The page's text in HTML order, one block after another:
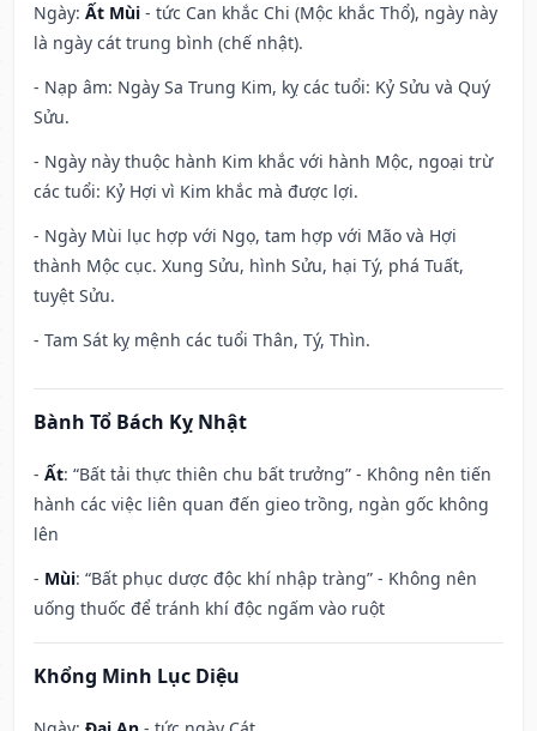
Ngày: Ất Mùi - tức Can khắc Chi (Mộc khắc Thổ), ngày này
là ngày cát trung bình (chế nhật).
- Nạp âm: Ngày Sa Trung Kim, kỵ các tuổi: Kỷ Sửu và Quý
Sửu.
- Ngày này thuộc hành Kim khắc với hành Mộc, ngoại trừ
các tuổi: Kỷ Hợi vì Kim khắc mà được lợi.
- Ngày Mùi lục hợp với Ngọ, tam hợp với Mão và Hợi
thành Mộc cục. Xung Sửu, hình Sửu, hại Tý, phá Tuất,
tuyệt Sửu.
- Tam Sát kỵ mệnh các tuổi Thân, Tý, Thìn.
Bành Tổ Bách Kỵ Nhật
- Ất: “Bất tải thực thiên chu bất trưởng” - Không nên tiến
hành các việc liên quan đến gieo trồng, ngàn gốc không
lên
- Mùi: “Bất phục dược độc khí nhập tràng” - Không nên
uống thuốc để tránh khí độc ngấm vào ruột
Khổng Minh Lục Diệu